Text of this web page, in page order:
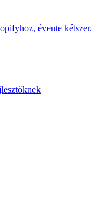
évente kétszer.